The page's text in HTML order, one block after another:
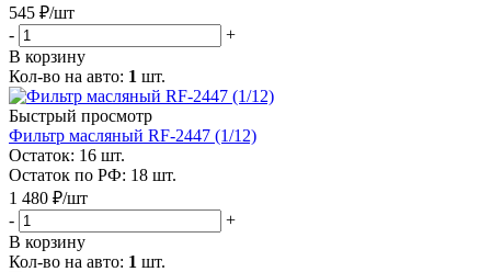
545 ₽/шт
-
+
В корзину
Кол-во на авто: 1 шт.
Быстрый просмотр
Фильтр масляный RF-2447 (1/12)
Остаток: 16 шт.
Остаток по РФ: 18 шт.
1 480 ₽/шт
-
+
В корзину
Кол-во на авто: 1 шт.